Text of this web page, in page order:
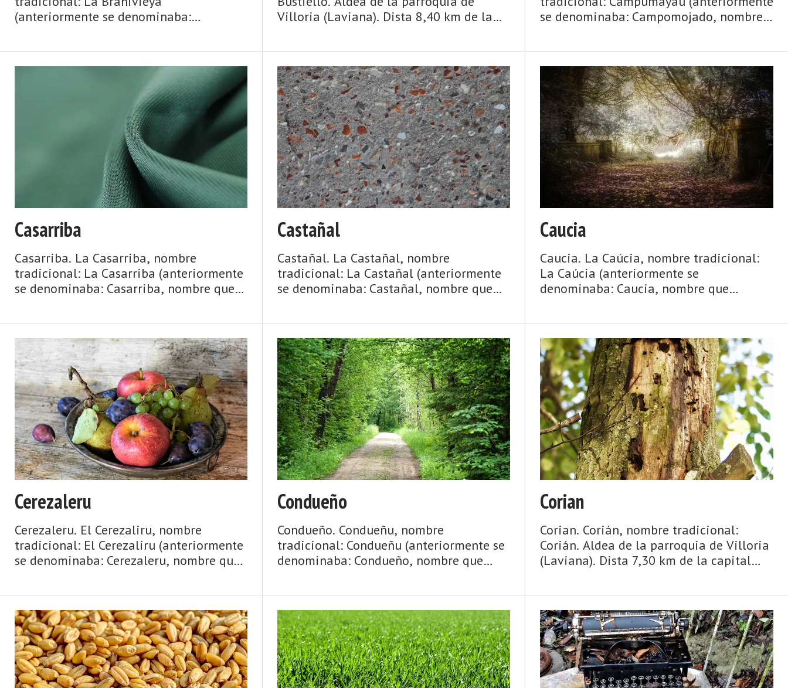
(anteriormente se denominaba:
Tolivia (Laviana). Dista 8,00 km ...
Villoria (Laviana). Dista 8,40 km de la
(la parroquia 8 ...
se denominaba: Campomojado, nombre
nuevo se popularice). Aldea de la
parroquia de Villoria (Laviana). Dista
9,00 km de la c ...
Casarriba
Casarriba. La Casarriba, nombre
tradicional: La Casarriba (anteriormente
se denominaba: Casarriba, nombre que
4,00 km de la capital ...
Castañal
Castañal. La Castañal, nombre
tradicional: La Castañal (anteriormente
se denominaba: Castañal, nombre que
Laviana (Lavi ...
Caucia
Caucia. La Caúcia, nombre tradicional:
La Caúcia (anteriormente se
denominaba: Caucia, nombre que
nuevo se popularice). Aldea de la
parroquia de Villoria (Laviana). Dista
7,20 km de la capital munic ...
Cerezaleru
Cerezaleru. El Cerezaliru, nombre
tradicional: El Cerezaliru (anteriormente
se denominaba: Cerezaleru, nombre que
8,50 km de la capital ...
Condueño
Condueño. Condueñu, nombre
tradicional: Condueñu (anteriormente se
denominaba: Condueño, nombre que
8,70 km de la cap ...
Corian
Corian. Corián, nombre tradicional:
Corián. Aldea de la parroquia de Villoria
(Laviana). Dista 7,30 km de la capital
Laviana) y se encuentra a una altitud de
750 m. Cuenta con 20 viviendas (la
parroquia ...